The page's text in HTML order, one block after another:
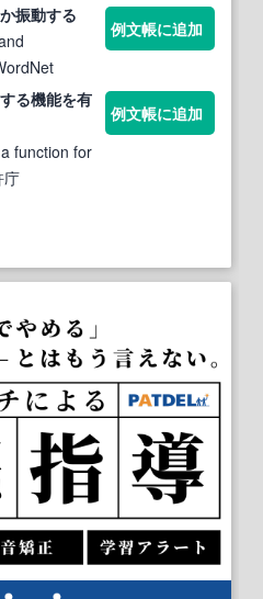
か振動する
例文帳に追加
する機能を有
function for
庁
例文帳に追加